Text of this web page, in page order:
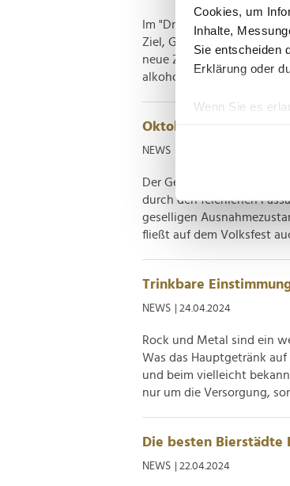
Cookies, um
Inhalte,
Sie entscheiden
Erklärung oder
Wenn Sie es
Erfahren Sie
Wir verwenden
Website an
möglicherweise
der Dienste
Im "Dry January"
Ziel, Gesundheit und
neue Zahlen: Alkohol ist
alkoholfreien Getränken
Oktoberfest 2025: Mit
NEWS
Der Gerstensaft bringt
durch den feierlichen
geselligen
fließt auf dem Volksfest
Trinkbare
NEWS | 24.04.2024
Rock und Metal sind ein
Was das Hauptgetränk
und beim vielleicht
nur um die Versorgung,
Die besten Bierstädte
NEWS | 22.04.2024